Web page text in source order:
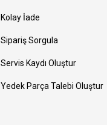
Kolay İade
Sipariş Sorgula
Servis Kaydı Oluştur
Yedek Parça Talebi Oluştur